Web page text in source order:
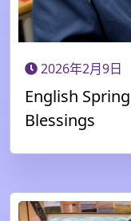
2026年2月9日
English
Blessings